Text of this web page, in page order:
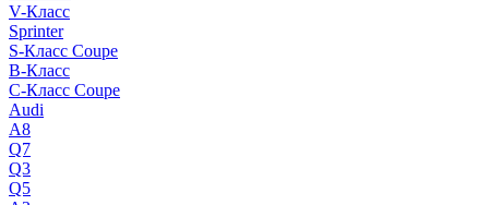
V-Класс
Sprinter
S-Класс Сoupe
B-Класс
C-Класс Coupe
Audi
A8
Q7
Q3
Q5